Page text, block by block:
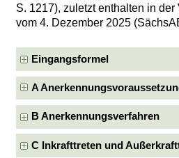
S. 1217), zuletzt enthalten in
vom 4. Dezember 2025
Eingangsformel
A
B Anerkennungsverfahren
C Inkrafttreten und